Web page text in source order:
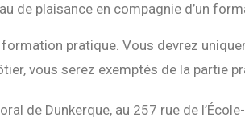
de plaisance en compagnie d’un
pratique. Vous devrez
vous serez exemptés de la partie
de Dunkerque, au 257 rue de